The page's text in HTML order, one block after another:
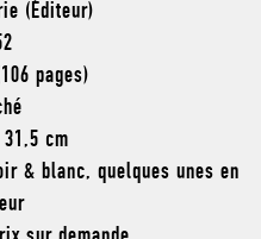
(Éditeur)
pages)
cm
& blanc, quelques unes en